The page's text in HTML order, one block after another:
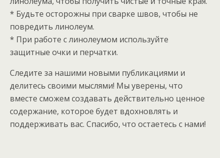
* Будьте осторожны при сварке швов, чтобы не
повредить линолеум.
* При работе с линолеумом используйте
защитные очки и перчатки.
Следите за нашими новыми публикациями и
делитесь своими мыслями! Мы уверены, что
вместе сможем создавать действительно ценное
содержание, которое будет вдохновлять и
поддерживать вас. Спасибо, что остаетесь с нами!